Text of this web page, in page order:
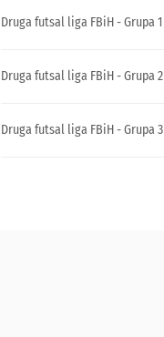
Druga futsal liga FBiH - Grupa 1
Druga futsal liga FBiH - Grupa 2
Druga futsal liga FBiH - Grupa 3